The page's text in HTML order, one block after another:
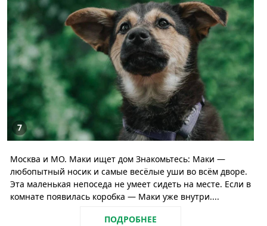
7
Москва и МО. Маки ищет дом Знакомьтесь: Маки —
любопытный носик и самые весёлые уши во всём дворе.
Эта маленькая непоседа не умеет сидеть на месте. Если в
комнате появилась коробка — Маки уже внутри....
ПОДРОБНЕЕ